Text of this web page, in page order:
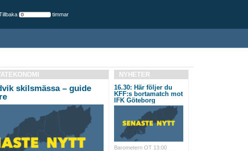
timmar
skilsmässa – guide
NYHETER
16.30: Här följer du
KFF:s bortamatch mot
IFK Göteborg
Barometern OT 13:00